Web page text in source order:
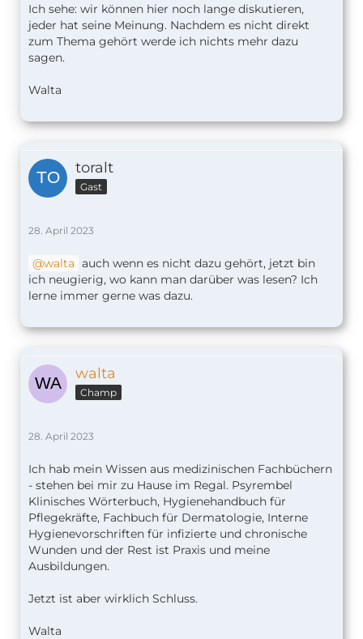
Ich sehe: wir können hier noch lange diskutieren,
jeder hat seine Meinung. Nachdem es nicht direkt
zum Thema gehört werde ich nichts mehr dazu
sagen.
Walta
toralt
Gast
28. April 2023
walta auch wenn es nicht dazu gehört, jetzt bin
ich neugierig, wo kann man darüber was lesen? Ich
lerne immer gerne was dazu.
walta
Champ
28. April 2023
Ich hab mein Wissen aus medizinischen Fachbüchern
- stehen bei mir zu Hause im Regal. Psyrembel
Klinisches Wörterbuch, Hygienehandbuch für
Pflegekräfte, Fachbuch für Dermatologie, Interne
Hygienevorschriften für infizierte und chronische
Wunden und der Rest ist Praxis und meine
Ausbildungen.
Jetzt ist aber wirklich Schluss.
Walta